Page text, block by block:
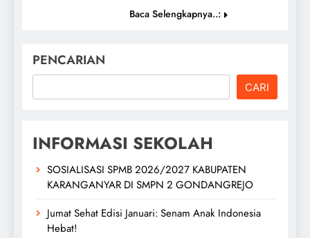
Baca Selengkapnya..:
PENCARIAN
CARI
INFORMASI SEKOLAH
SOSIALISASI SPMB 2026/2027 KABUPATEN
KARANGANYAR DI SMPN 2 GONDANGREJO
Jumat Sehat Edisi Januari: Senam Anak Indonesia
Hebat!